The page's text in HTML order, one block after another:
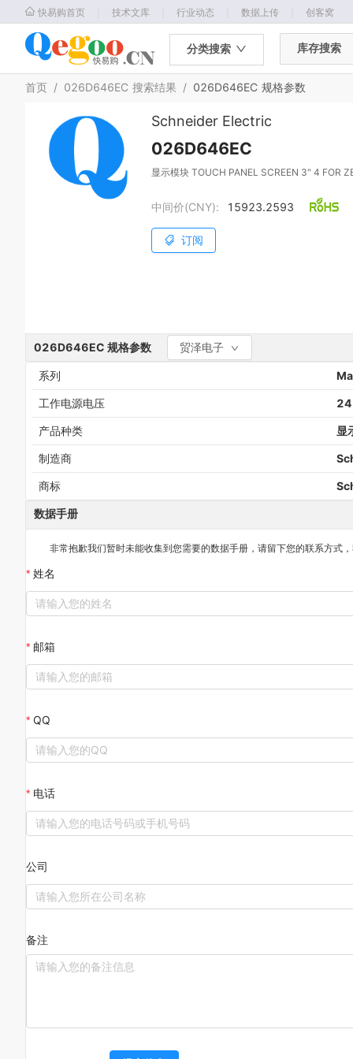
快易购首页 技术文库 行业动态 数据上传 创客窝
分类搜索 库存搜索
首页 / 026D646EC 搜索结果 / 026D646EC 规格参数
Schneider Electric
026D646EC
显示模块 TOUCH PANEL SCREEN 3" 4 FOR
中间价(CNY): 15923.2593
订阅
026D646EC 规格参数 贸泽电子
系列
工作电源电压
产品种类 显
制造商
商标
数据手册
非常抱歉我们暂时未能收集到您需要的数据手册 ，请留下您的联系方式
姓名
邮箱
QQ
电话
公司
备注